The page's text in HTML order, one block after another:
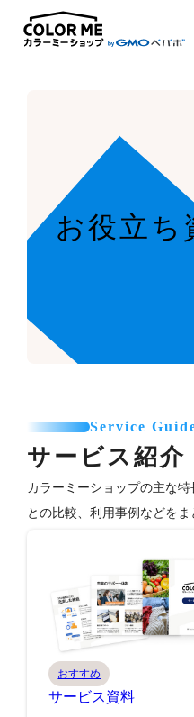
お役立ち
Service
サービス紹介
カラーミーショップの主な
との比較、利用事例などをま
おすすめ
サービス資料